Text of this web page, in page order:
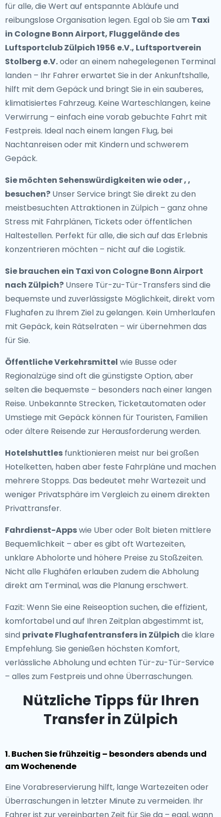
für alle, die Wert auf entspannte Abläufe und
reibungslose Organisation legen. Egal ob Sie am Taxi
in Cologne Bonn Airport, Fluggelände des
Luftsportclub Zülpich 1956 e.V., Luftsportverein
Stolberg e.V.oder an einem nahegelegenen Terminal
landen – Ihr Fahrer erwartet Sie in der Ankunftshalle,
hilft mit dem Gepäck und bringt Sie in ein sauberes,
klimatisiertes Fahrzeug. Keine Warteschlangen, keine
Verwirrung – einfach eine vorab gebuchte Fahrt mit
Festpreis. Ideal nach einem langen Flug, bei
Nachtanreisen oder mit Kindern und schwerem
Gepäck.
Sie möchten Sehenswürdigkeiten wie oder , ,
besuchen? Unser Service bringt Sie direkt zu den
meistbesuchten Attraktionen in Zülpich – ganz ohne
Stress mit Fahrplänen, Tickets oder öffentlichen
Haltestellen. Perfekt für alle, die sich auf das Erlebnis
konzentrieren möchten – nicht auf die Logistik.
Sie brauchen ein Taxi von Cologne Bonn Airport
nach Zülpich? Unsere Tür-zu-Tür-Transfers sind die
bequemste und zuverlässigste Möglichkeit, direkt vom
Flughafen zu Ihrem Ziel zu gelangen. Kein Umherlaufen
mit Gepäck, kein Rätselraten – wir übernehmen das
für Sie.
Öffentliche Verkehrsmittel wie Busse oder
Regionalzüge sind oft die günstigste Option, aber
selten die bequemste – besonders nach einer langen
Reise. Unbekannte Strecken, Ticketautomaten oder
Umstiege mit Gepäck können für Touristen, Familien
oder ältere Reisende zur Herausforderung werden.
Hotelshuttles funktionieren meist nur bei großen
Hotelketten, haben aber feste Fahrpläne und machen
mehrere Stopps. Das bedeutet mehr Wartezeit und
weniger Privatsphäre im Vergleich zu einem direkten
Privattransfer.
Fahrdienst-Appswie Uber oder Bolt bieten mittlere
Bequemlichkeit – aber es gibt oft Wartezeiten,
unklare Abholorte und höhere Preise zu Stoßzeiten.
Nicht alle Flughäfen erlauben zudem die Abholung
direkt am Terminal, was die Planung erschwert.
Fazit: Wenn Sie eine Reiseoption suchen, die effizient,
komfortabel und auf Ihren Zeitplan abgestimmt ist,
sind private Flughafentransfers in Zülpich die klare
Empfehlung. Sie genießen höchsten Komfort,
verlässliche Abholung und echten Tür-zu-Tür-Service
– alles zum Festpreis und ohne Überraschungen.
Nützliche Tipps für Ihren
Transfer in Zülpich
1. Buchen Sie frühzeitig – besonders abends und
am Wochenende
Eine Vorabreservierung hilft, lange Wartezeiten oder
Überraschungen in letzter Minute zu vermeiden. Ihr